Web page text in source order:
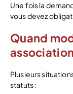
Une fois la
vous devez
Quand
Plusieurs
statuts :